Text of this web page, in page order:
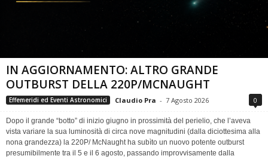
IN AGGIORNAMENTO: ALTRO GRANDE
OUTBURST DELLA 220P/MCNAUGHT
Effemeridi ed Eventi Astronomici Claudio Pra - 7 Agosto 2026 0
Dopo il grande “botto” di inizio giugno in prossimità del perielio, che l’aveva
vista variare la sua luminosità di circa nove magnitudini (dalla diciottesima alla
nona grandezza) la 220P/ McNaught ha subìto un nuovo potente outburst
presumibilmente tra il 5 e il 6 agosto, passando improvvisamente dalla